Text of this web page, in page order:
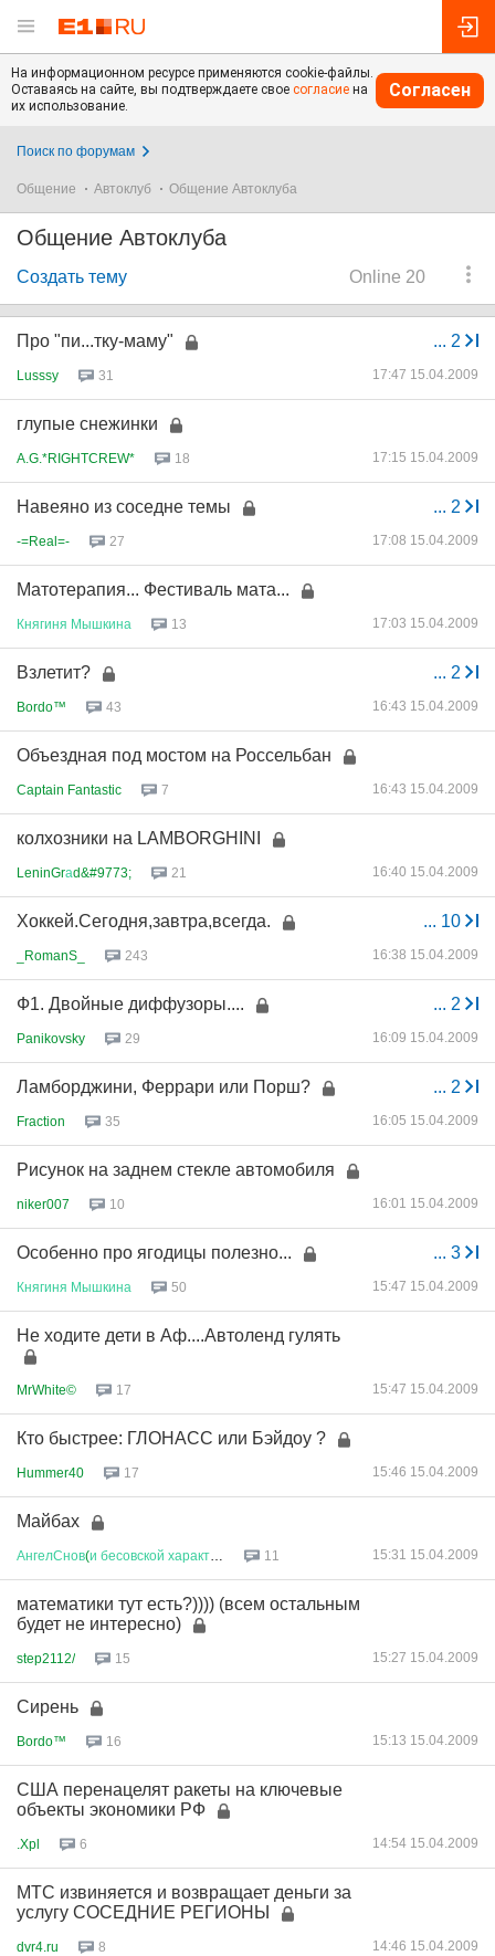
На информационном ресурсе применяются cookie-файлы.
Оставаясь на сайте, вы подтверждаете свое согласие на
их использование.
Согласен
Поиск по форумам
Общение Автоклуб Общение Автоклуба
Общение Автоклуба
Online 20
Создать тему
... 2
Про "пи...тку-маму"
Lusssy 31 17:47 15.04.2009
глупые снежинки
A.G.*RIGHTCREW* 18 17:15 15.04.2009
... 2
Навеяно из соседне темы
-=Real=- 27 17:08 15.04.2009
Матотерапия... Фестиваль мата...
Княгиня Мышкина 13 17:03 15.04.2009
... 2
Взлетит?
Bordo™ 43 16:43 15.04.2009
Объездная под мостом на Россельбан
Captain Fantastic 7 16:43 15.04.2009
колхозники на LAMBORGHINI
LeninGrаd&#9773; 21 16:40 15.04.2009
... 10
Хоккей.Сегодня,завтра,всегда.
_RomanS_ 243 16:38 15.04.2009
... 2
Ф1. Двойные диффузоры....
Panikovsky 29 16:09 15.04.2009
... 2
Ламборджини, Феррари или Порш?
Fraction 35 16:05 15.04.2009
Рисунок на заднем стекле автомобиля
niker007 10 16:01 15.04.2009
... 3
Особенно про ягодицы полезно...
Княгиня Мышкина 50 15:47 15.04.2009
Не ходите дети в Аф....Автоленд гулять
MrWhite© 17 15:47 15.04.2009
Кто быстрее: ГЛОНАСС или Бэйдоу ?
Hummer40 17 15:46 15.04.2009
Майбах
АнгелСнов(и бесовской характер 11 15:31 15.04.2009
математики тут есть?)))) (всем остальным
будет не интересно)
step2112/ 15 15:27 15.04.2009
Сирень
Bordo™ 16 15:13 15.04.2009
США перенацелят ракеты на ключевые
объекты экономики РФ
.Xpl 6 14:54 15.04.2009
МТС извиняется и возвращает деньги за
услугу СОСЕДНИЕ РЕГИОНЫ
dvr4.ru 8 14:46 15.04.2009